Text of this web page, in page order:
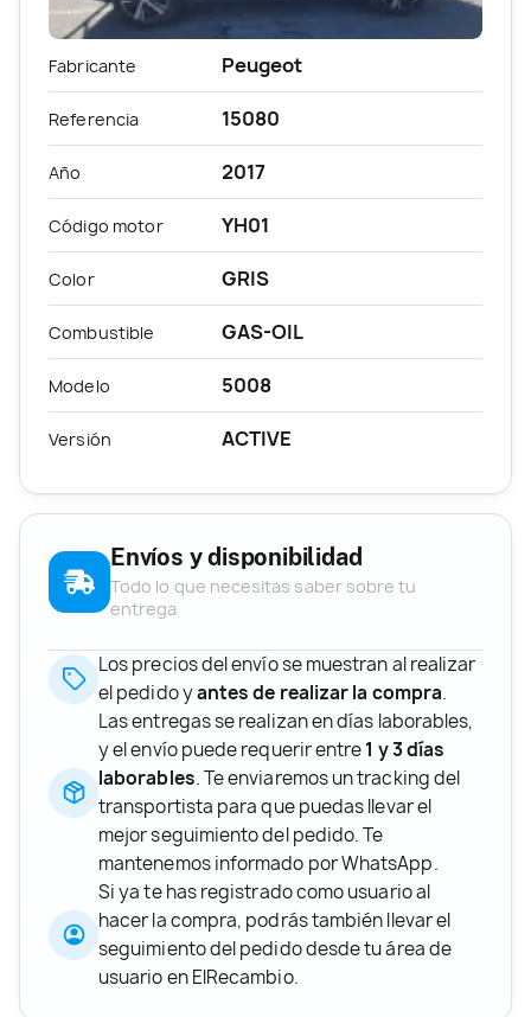
Fabricante Peugeot
Referencia 15080
Año 2017
Código motor YH01
Color GRIS
Combustible GAS-OIL
Modelo 5008
Versión ACTIVE
Envíos y disponibilidad
Todo lo que necesitas saber sobre tu
entrega
Los precios del envío se muestran al realizar
el pedido yantes de realizar la compra.
Las entregas se realizan en días laborables,
y el envío puede requerir entre1 y 3 días
laborables. Te enviaremos un tracking del
transportista para que puedas llevar el
mejor seguimiento del pedido. Te
mantenemos informado por WhatsApp.
Si ya te has registrado como usuario al
hacer la compra, podrás también llevar el
seguimiento del pedido desde tu área de
usuario en ElRecambio.